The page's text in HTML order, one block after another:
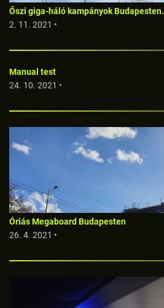
Őszi giga-háló kampányok Budapesten.
2. 11. 2021 •
Manual test
24. 10. 2021 •
Óriás Megaboard Budapesten
26. 4. 2021 •